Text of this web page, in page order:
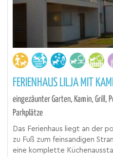
FERIENHAUS LILJA MIT
eingezäunter Garten, Kamin, Grill,
Parkplätze
Das Ferienhaus liegt an der
zu Fuß zum feinsandigen
eine komplette